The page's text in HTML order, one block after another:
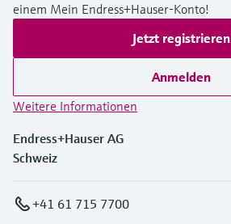
einem Mein Endress+Hauser-Konto!
Jetzt registrieren
Anmelden
Weitere Informationen
Endress+Hauser AG
Schweiz
+41 61 715 7700